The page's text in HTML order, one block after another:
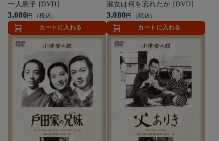
一人息子 [DVD]
3,080円（税込）
カートに入れる
淑女は何を忘れたか [DVD]
3,080円（税込）
カートに入れる